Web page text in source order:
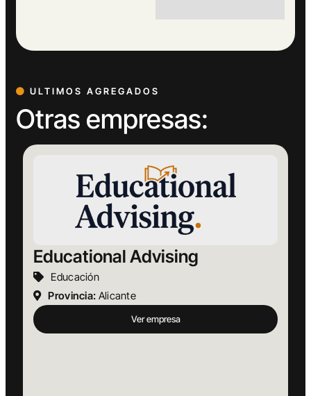
ULTIMOS AGREGADOS
Otras empresas:
Educational Advising
Educación
Provincia: Alicante
Ver empresa